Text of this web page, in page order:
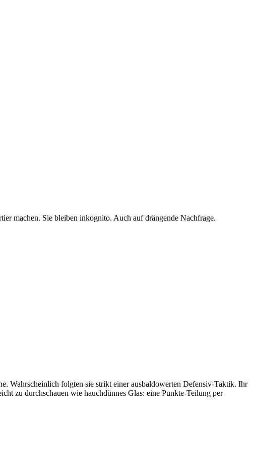
machen. Sie bleiben inkognito. Auch auf drängende Nachfrage.
Wahrscheinlich folgten sie strikt einer ausbaldowerten Defensiv-Taktik. Ihr
zu durchschauen wie hauchdünnes Glas: eine Punkte-Teilung per